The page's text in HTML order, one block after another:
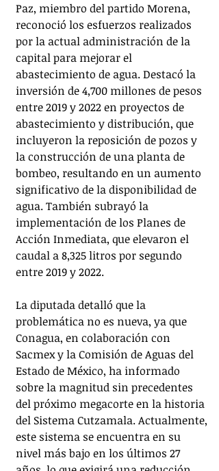
Paz, miembro del partido Morena,
reconoció los esfuerzos realizados
por la actual administración de la
capital para mejorar el
abastecimiento de agua. Destacó la
inversión de 4,700 millones de pesos
entre 2019 y 2022 en proyectos de
abastecimiento y distribución, que
incluyeron la reposición de pozos y
la construcción de una planta de
bombeo, resultando en un aumento
significativo de la disponibilidad de
agua. También subrayó la
implementación de los Planes de
Acción Inmediata, que elevaron el
caudal a 8,325 litros por segundo
entre 2019 y 2022.
La diputada detalló que la
problemática no es nueva, ya que
Conagua, en colaboración con
Sacmex y la Comisión de Aguas del
Estado de México, ha informado
sobre la magnitud sin precedentes
del próximo megacorte en la historia
del Sistema Cutzamala. Actualmente,
este sistema se encuentra en su
nivel más bajo en los últimos 27